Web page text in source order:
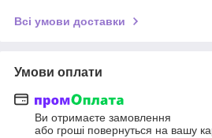
Всі умови доставки
Умови оплати
Ви отримаєте замовлення
або гроші повернуться на вашу